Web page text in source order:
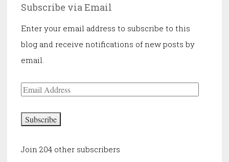
Subscribe via Email
Enter your email address to subscribe to this
blog and receive notifications of new posts by
email.
Email
Subscribe
Join 204 other subscribers